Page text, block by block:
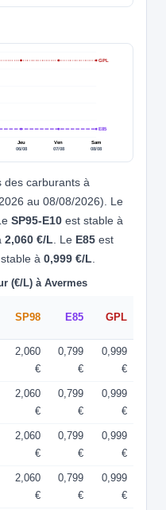
Jeu
06/08
Ven
07/08
Sam
08/08
E85
GPL
des carburants à
au 08/08/2026). Le
SP95-E10 est stable à
2,060 €/L. Le E85 est
à 0,999 €/L.
(€/L) à Avermes
SP98 E85 GPL
2,060
€
0,799
€
0,999
€
2,060
€
0,799
€
0,999
€
2,060
€
0,799
€
0,999
€
2,060
€
0,799
€
0,999
€